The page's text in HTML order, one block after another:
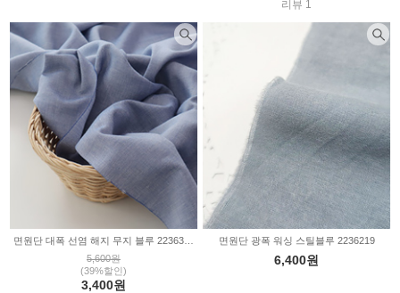
리뷰 1
5,600원
(39%할인)
3,400원
면원단 광폭 워싱 스틸블루 2236219
6,400원